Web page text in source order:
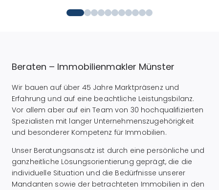
Beraten – Immobilienmakler Münster
Wir bauen auf über 45 Jahre Marktpräsenz und
Erfahrung und auf eine beachtliche Leistungsbilanz.
Vor allem aber auf ein Team von 30 hochqualifizierten
Spezialisten mit langer Unternehmenszugehörigkeit
und besonderer Kompetenz für Immobilien.
Unser Beratungsansatz ist durch eine persönliche und
ganzheitliche Lösungsorientierung geprägt, die die
individuelle Situation und die Bedürfnisse unserer
Mandanten sowie der betrachteten Immobilien in den